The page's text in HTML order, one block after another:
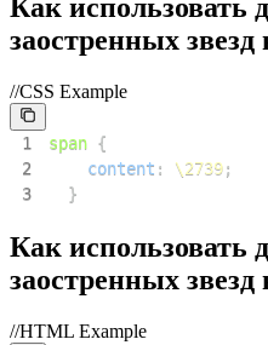
Как использовать
заостренных звезд
//CSS Example
1 span {
2
content : \2739;
3
}
Как использовать
заостренных
//HTML Example